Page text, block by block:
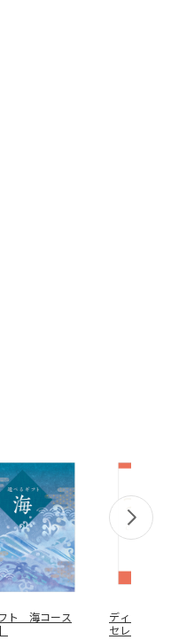
ト 海コース
ディズニー
セレクシ